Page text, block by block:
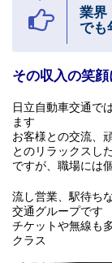
業界
でも
その収入の笑
日立自動車交通で
ます
お客様との交流、
とのリラックスし
ですが、職場には
流し営業、駅待ち
交通グループです
チケットや無線も
クラス